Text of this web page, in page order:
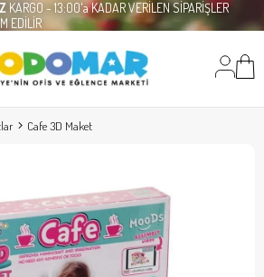
KARGO - 13:00'a KADAR VERİLEN SİPARİŞLER
EDİLİR
Cafe 3D Maket